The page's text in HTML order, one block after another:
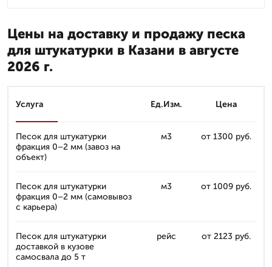
Цены на доставку и продажу песка
для штукатурки в Казани в августе
2026 г.
Услуга Ед.Изм. Цена
Песок для штукатурки
фракция 0–2 мм (завоз на
объект)
м3 от 1300 руб.
Песок для штукатурки
фракция 0–2 мм (самовывоз
с карьера)
м3 от 1009 руб.
Песок для штукатурки
доставкой в кузове
самосвала до 5 т
рейс от 2123 руб.